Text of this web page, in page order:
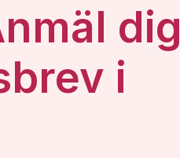
dig
i